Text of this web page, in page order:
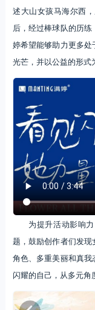
述大山女孩马海尔西
后，经过棒球队的历
婷希望能够助力更多
光芒，并以公益的形式
为提升活动影响
题，鼓励创作者们发
角色、多重美丽和真
闪耀的自己，从多元角